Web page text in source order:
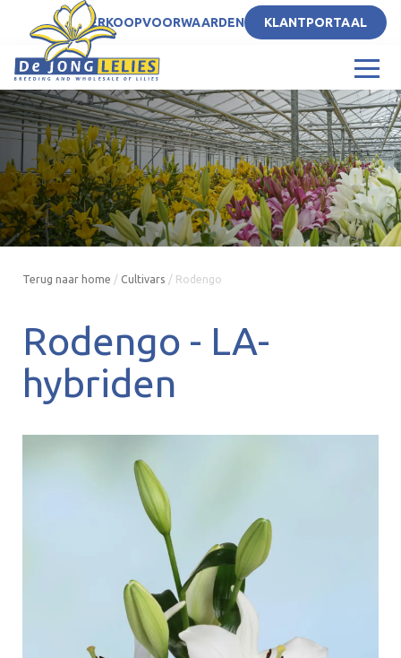
NLVERKOOPVOORWAARDEN KLANTPORTAAL
Terug naar home / Cultivars / Rodengo
Rodengo - LA-
hybriden